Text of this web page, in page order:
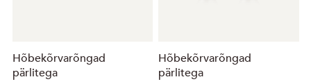
Hõbekõrvarõngad
pärlitega
Hõbekõrvarõngad
pärlitega